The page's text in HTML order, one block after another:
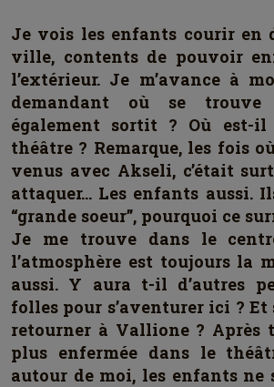
Je vois les enfants courir en
ville, contents de pouvoir
l’extérieur. Je m’avance à
demandant où se trouve
également sortit ? Où est-
théâtre ? Remarque, les fois
venus avec Akseli, c’était
attaquer… Les enfants aussi.
“grande soeur”, pourquoi ce
Je me trouve dans le
l’atmosphère est toujours la
aussi. Y aura t-il d’autres
folles pour s’aventurer ici ? Et
retourner à Vallione ? Après
plus enfermée dans le
autour de moi, les enfants ne